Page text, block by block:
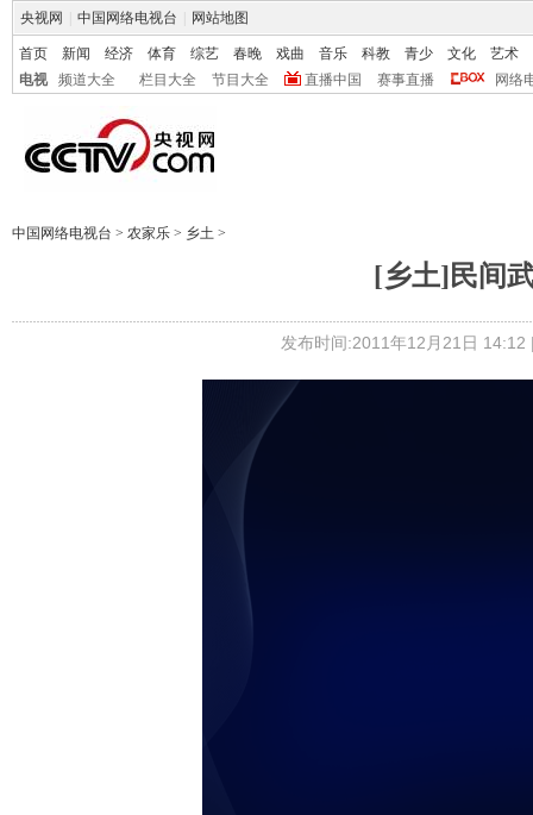
央视网 中国网络电视台 网站地图
首页 新闻 经济 体育 综艺 春晚 戏曲 音乐 科教 青少 文化
艺术
电视
频道大全 栏目大全 节目大全 直播中国 赛事直播 网络
中国网络电视台 > 农家乐 > 乡土 >
[乡土]民间
发布时间:2011年12月21日